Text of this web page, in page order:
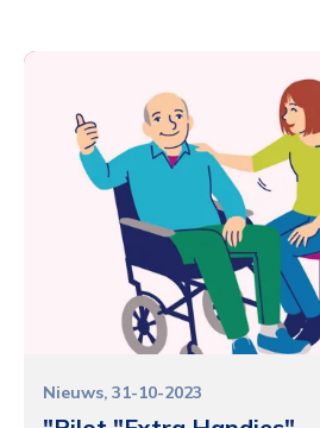
Nieuws 31-10-2023